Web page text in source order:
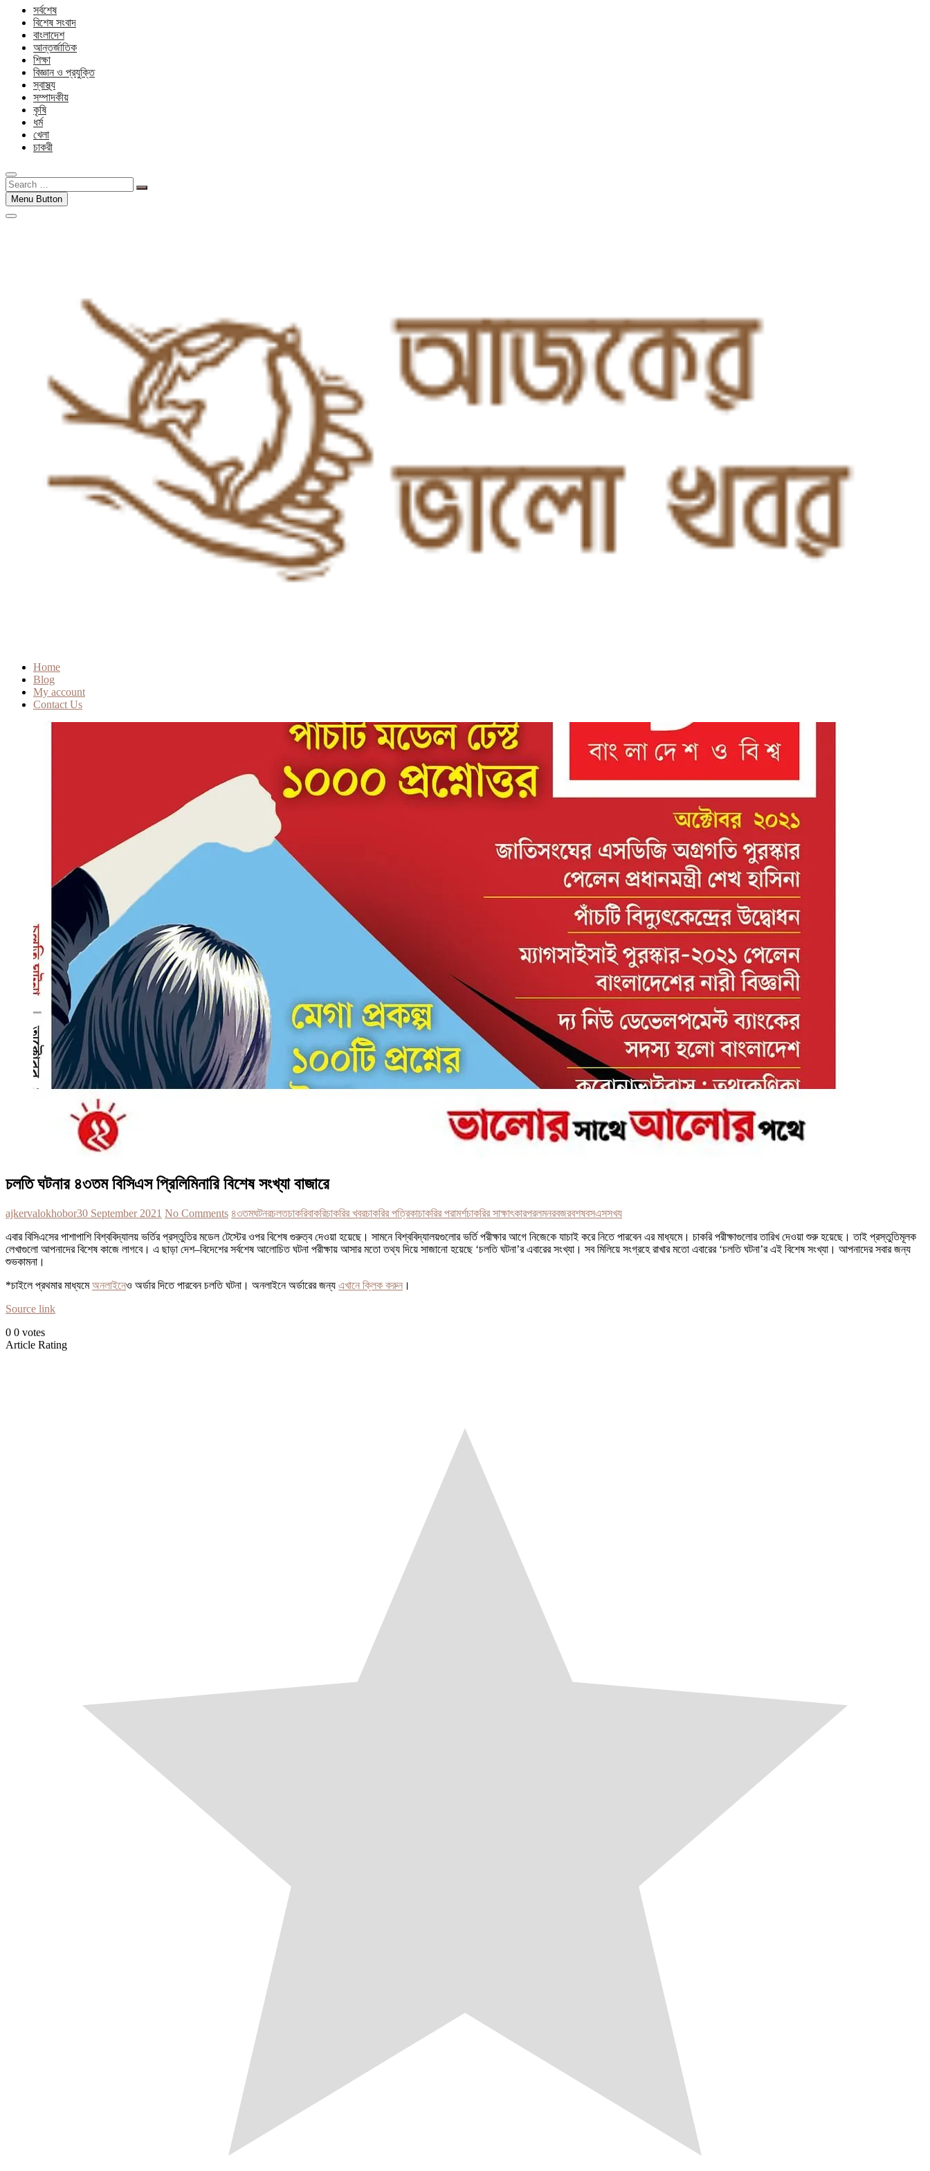
সর্বশেষ
বিশেষ সংবাদ
বাংলাদেশ
আন্তর্জাতিক
শিক্ষা
বিজ্ঞান ও প্রযুক্তি
স্বাস্থ্য
সম্পাদকীয়
কৃষি
ধর্ম
খেলা
চাকরী
Search
…Menu Button
Home
Blog
My account
Contact Us
চলতি ঘটনার ৪৩তম বিসিএস প্রিলিমিনারি বিশেষ সংখ্যা বাজারে
ajkervalokhobor30 September 2021 No Comments ৪৩তমঘটনরচলতচাকরিবাকরিচাকরির খবরচাকরির পত্রিকাচাকরির পরামর্শচাকরির সাক্ষাৎকারপরলমনরবজরবশষবসএসসখয
এবার বিসিএসের পাশাপাশি বিশ্ববিদ্যালয় ভর্তির প্রস্তুতির মডেল টেস্টের ওপর বিশেষ গুরুত্ব দেওয়া হয়েছে। সামনে বিশ্ববিদ্যালয়গুলোর ভর্তি পরীক্ষার আগে নিজেকে যাচাই করে নিতে পারবেন এর মাধ্যমে। চাকরি পরীক্ষাগুলোর তারিখ দেওয়া শুরু হয়েছে। তাই প্রস্তুতিমূলক
লেখাগুলো আপনাদের বিশেষ কাজে লাগবে। এ ছাড়া দেশ–বিদেশের সর্বশেষ আলোচিত ঘটনা পরীক্ষায় আসার মতো তথ্য দিয়ে সাজানো হয়েছে ‘চলতি ঘটনা’র এবারের সংখ্যা। সব মিলিয়ে সংগ্রহে রাখার মতো এবারের ‘চলতি ঘটনা’র এই বিশেষ সংখ্যা। আপনাদের সবার জন্য
শুভকামনা।
*চাইলে প্রথমার মাধ্যমেঅনলাইনেও অর্ডার দিতে পারবেন চলতি ঘটনা। অনলাইনে অর্ডারের জন্য এখানে ক্লিক করুন ।
Source link
0 0 votes
Article Rating